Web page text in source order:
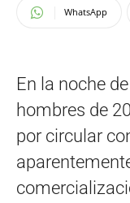
WhatsApp
En la noche
hombres de
por circular